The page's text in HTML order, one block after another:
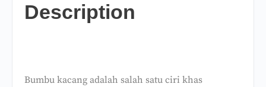
Description
Bumbu kacang adalah salah satu ciri khas